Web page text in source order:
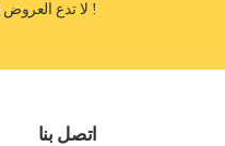
! لا تدع
اتصل بنا